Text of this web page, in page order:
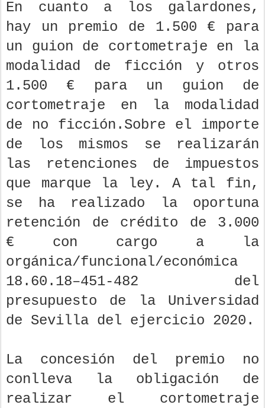
En cuanto a los galardones,
hay un premio de 1.500 € para
un guion de cortometraje en la
modalidad de ficción y otros
1.500 € para un guion de
cortometraje en la modalidad
de no ficción.Sobre el importe
de los mismos se realizarán
las retenciones de impuestos
que marque la ley. A tal fin,
se ha realizado la oportuna
retención de crédito de 3.000
€ con cargo a la
orgánica/funcional/económica
18.60.18–451-482 del
presupuesto de la Universidad
de Sevilla del ejercicio 2020.
La concesión del premio no
conlleva la obligación de
realizar el cortometraje